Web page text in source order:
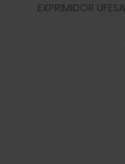
EXPRIMIDOR